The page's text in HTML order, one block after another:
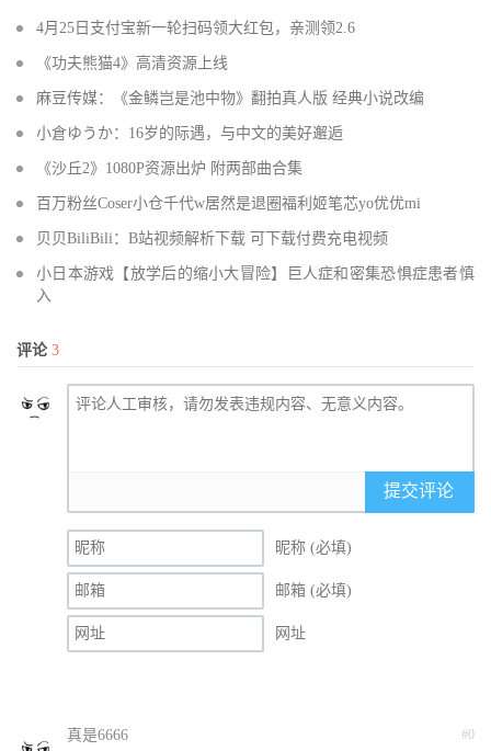
4月25日支付宝新一轮扫码领大红包，亲测领2.6
《功夫熊猫4》高清资源上线
麻豆传媒：《金鳞岂是池中物》翻拍真人版 经典小说改编
小倉ゆうか：16岁的际遇，与中文的美好邂逅
《沙丘2》1080P资源出炉 附两部曲合集
百万粉丝Coser小仓千代w居然是退圈福利姬笔芯yo优优mi
贝贝BiliBili：B站视频解析下载 可下载付费充电视频
小日本游戏【放学后的缩小大冒险】巨人症和密集恐惧症患者慎
入
评论 3
提交评论
昵称 (必填)
邮箱 (必填)
网址
#0
真是6666